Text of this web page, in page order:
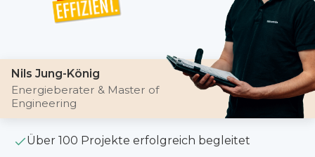
Nils Jung-König
Energieberater & Master of
Engineering
Über 100 Projekte erfolgreich begleitet